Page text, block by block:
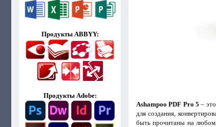
Продукты ABBYY:
Продукты Adobe:
Ashampoo PDF Pro 5 –
для создания,
быть прочитаны на